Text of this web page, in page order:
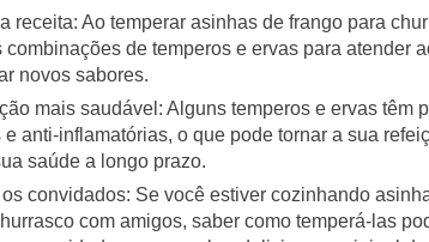
receita: Ao temperar asinhas de frango para
combinações de temperos e ervas para atender
novos sabores.
mais saudável: Alguns temperos e ervas têm
anti-inflamatórias, o que pode tornar a sua
saúde a longo prazo.
os convidados: Se você estiver cozinhando
com amigos, saber como temperá-las